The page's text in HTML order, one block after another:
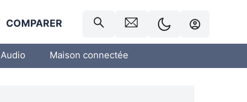
COMPARER
Audio Maison connectée